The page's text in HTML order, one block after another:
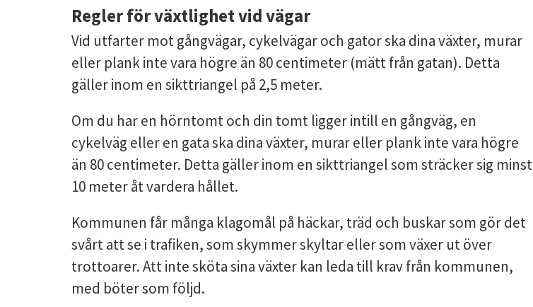
Regler för växtlighet vid vägar
Vid utfarter mot gångvägar, cykelvägar och gator ska dina växter, murar
eller plank inte vara högre än 80 centimeter (mätt från gatan). Detta
gäller inom en sikttriangel på 2,5 meter.
Om du har en hörntomt och din tomt ligger intill en gångväg, en
cykelväg eller en gata ska dina växter, murar eller plank inte vara högre
än 80 centimeter. Detta gäller inom en sikttriangel som sträcker sig minst
10 meter åt vardera hållet.
Kommunen får många klagomål på häckar, träd och buskar som gör det
svårt att se i trafiken, som skymmer skyltar eller som växer ut över
trottoarer. Att inte sköta sina växter kan leda till krav från kommunen,
med böter som följd.